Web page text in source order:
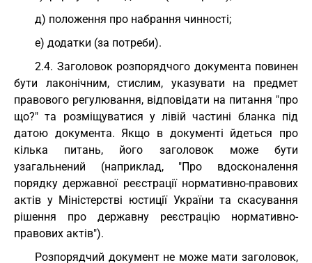
д) положення про набрання чинності;
е) додатки (за потреби).
2.4. Заголовок розпорядчого документа повинен
бути лаконічним, стислим, указувати на предмет
правового регулювання, відповідати на питання "про
що?" та розміщуватися у лівій частині бланка під
датою документа. Якщо в документі йдеться про
кілька питань, його заголовок може бути
узагальнений (наприклад, "Про вдосконалення
порядку державної реєстрації нормативно-правових
актів у Міністерстві юстиції України та скасування
рішення про державну реєстрацію нормативно-
правових актів").
Розпорядчий документ не може мати заголовок,